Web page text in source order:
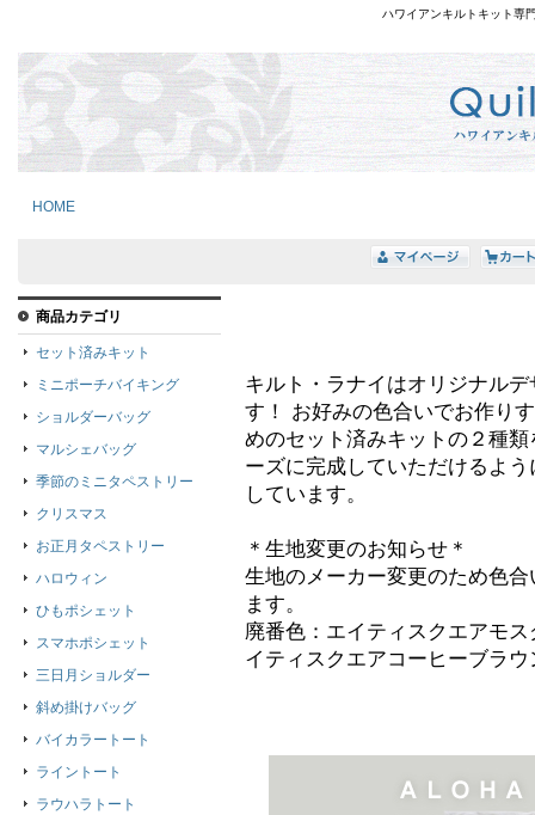
ハワイアンキルトキット専
HOME
キルト・ラナイはオリジナル
す！ お好みの色合いでお作り
めのセット済みキットの２種
ーズに完成していただけるよ
しています。
＊生地変更のお知らせ＊
生地のメーカー変更のため色
ます。
廃番色：エイティスクエアモ
イティスクエアコーヒーブラウ
商品カテゴリ
セット済みキット
ミニポーチバイキング
ショルダーバッグ
マルシェバッグ
季節のミニタペストリー
クリスマス
お正月タペストリー
ハロウィン
ひもポシェット
スマホポシェット
三日月ショルダー
斜め掛けバッグ
バイカラートート
ライントート
ラウハラトート